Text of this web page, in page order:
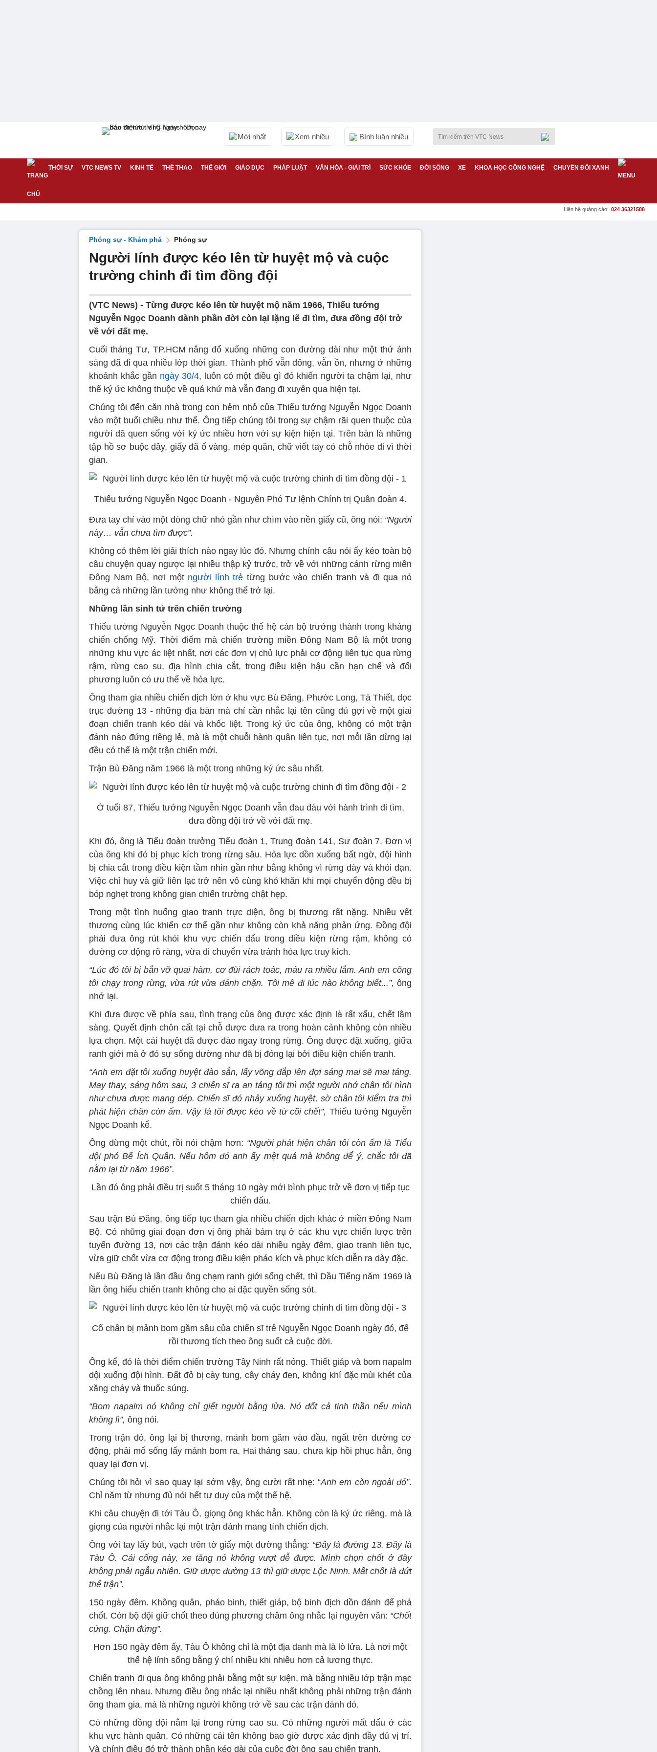
Mới nhất Xem nhiều Bình luận nhiều
THỜI SỰ VTC NEWS TV KINH TẾ THỂ THAO THẾ GIỚI GIÁO DỤC PHÁP LUẬT VĂN HÓA - GIẢI TRÍ SỨC KHỎE ĐỜI SỐNG XE KHOA HỌC CÔNG NGHỆ CHUYỂN ĐỔI XANH
Liên hệ quảng cáo: 024 36321588
Phóng sự - Khám phá Phóng sự
Người lính được kéo lên từ huyệt mộ và cuộc
trường chinh đi tìm đồng đội
(VTC News) - Từng được kéo lên từ huyệt mộ năm 1966, Thiếu tướng
Nguyễn Ngọc Doanh dành phần đời còn lại lặng lẽ đi tìm, đưa đồng đội trở
về với đất mẹ.
Cuối tháng Tư, TP.HCM nắng đổ xuống những con đường dài như một thứ ánh
sáng đã đi qua nhiều lớp thời gian. Thành phố vẫn đông, vẫn ồn, nhưng ở những
khoảnh khắc gần ngày 30/4, luôn có một điều gì đó khiến người ta chậm lại, như
thể ký ức không thuộc về quá khứ mà vẫn đang đi xuyên qua hiện tại.
Chúng tôi đến căn nhà trong con hẻm nhỏ của Thiếu tướng Nguyễn Ngọc Doanh
vào một buổi chiều như thế. Ông tiếp chúng tôi trong sự chậm rãi quen thuộc của
người đã quen sống với ký ức nhiều hơn với sự kiện hiện tại. Trên bàn là những
tập hồ sơ buộc dây, giấy đã ố vàng, mép quăn, chữ viết tay có chỗ nhòe đi vì thời
gian.
Thiếu tướng Nguyễn Ngọc Doanh - Nguyên Phó Tư lệnh Chính trị Quân đoàn 4.
Đưa tay chỉ vào một dòng chữ nhỏ gần như chìm vào nền giấy cũ, ông nói: “Người
này… vẫn chưa tìm được”.
Không có thêm lời giải thích nào ngay lúc đó. Nhưng chính câu nói ấy kéo toàn bộ
câu chuyện quay ngược lại nhiều thập kỷ trước, trở về với những cánh rừng miền
Đông Nam Bộ, nơi một người lính trẻ từng bước vào chiến tranh và đi qua nó
bằng cả những lần tưởng như không thể trở lại.
Những lần sinh tử trên chiến trường
Thiếu tướng Nguyễn Ngọc Doanh thuộc thế hệ cán bộ trưởng thành trong kháng
chiến chống Mỹ. Thời điểm mà chiến trường miền Đông Nam Bộ là một trong
những khu vực ác liệt nhất, nơi các đơn vị chủ lực phải cơ động liên tục qua rừng
rậm, rừng cao su, địa hình chia cắt, trong điều kiện hậu cần hạn chế và đối
phương luôn có ưu thế về hỏa lực.
Ông tham gia nhiều chiến dịch lớn ở khu vực Bù Đăng, Phước Long, Tà Thiết, dọc
trục đường 13 - những địa bàn mà chỉ cần nhắc lại tên cũng đủ gợi về một giai
đoạn chiến tranh kéo dài và khốc liệt. Trong ký ức của ông, không có một trận
đánh nào đứng riêng lẻ, mà là một chuỗi hành quân liên tục, nơi mỗi lần dừng lại
đều có thể là một trận chiến mới.
Trận Bù Đăng năm 1966 là một trong những ký ức sâu nhất.
Ở tuổi 87, Thiếu tướng Nguyễn Ngọc Doanh vẫn đau đáu với hành trình đi tìm,
đưa đồng đội trở về với đất mẹ.
Khi đó, ông là Tiểu đoàn trưởng Tiểu đoàn 1, Trung đoàn 141, Sư đoàn 7. Đơn vị
của ông khi đó bị phục kích trong rừng sâu. Hỏa lực dồn xuống bất ngờ, đội hình
bị chia cắt trong điều kiện tầm nhìn gần như bằng không vì rừng dày và khói đạn.
Việc chỉ huy và giữ liên lạc trở nên vô cùng khó khăn khi mọi chuyển động đều bị
bóp nghẹt trong không gian chiến trường chật hẹp.
Trong một tình huống giao tranh trực diện, ông bị thương rất nặng. Nhiều vết
thương cùng lúc khiến cơ thể gần như không còn khả năng phản ứng. Đồng đội
phải đưa ông rút khỏi khu vực chiến đấu trong điều kiện rừng rậm, không có
đường cơ động rõ ràng, vừa di chuyển vừa tránh hỏa lực truy kích.
“Lúc đó tôi bị bắn vỡ quai hàm, cơ đùi rách toác, máu ra nhiều lắm. Anh em cõng
tôi chạy trong rừng, vừa rút vừa đánh chặn. Tôi mê đi lúc nào không biết...”, ông
nhớ lại.
Khi đưa được về phía sau, tình trạng của ông được xác định là rất xấu, chết lâm
sàng. Quyết định chôn cất tại chỗ được đưa ra trong hoàn cảnh không còn nhiều
lựa chọn. Một cái huyệt đã được đào ngay trong rừng. Ông được đặt xuống, giữa
ranh giới mà ở đó sự sống dường như đã bị đóng lại bởi điều kiện chiến tranh.
“Anh em đặt tôi xuống huyệt đào sẵn, lấy võng đắp lên đợi sáng mai sẽ mai táng.
May thay, sáng hôm sau, 3 chiến sĩ ra an táng tôi thì một người nhớ chân tôi hình
như chưa được mang dép. Chiến sĩ đó nhảy xuống huyệt, sờ chân tôi kiểm tra thì
phát hiện chân còn ấm. Vậy là tôi được kéo về từ cõi chết”, Thiếu tướng Nguyễn
Ngọc Doanh kể.
Ông dừng một chút, rồi nói chậm hơn: “Người phát hiện chân tôi còn ấm là Tiểu
đội phó Bế Ích Quân. Nếu hôm đó anh ấy mệt quá mà không để ý, chắc tôi đã
nằm lại từ năm 1966”.
Lần đó ông phải điều trị suốt 5 tháng 10 ngày mới bình phục trở về đơn vị tiếp tục
chiến đấu.
Sau trận Bù Đăng, ông tiếp tục tham gia nhiều chiến dịch khác ở miền Đông Nam
Bộ. Có những giai đoạn đơn vị ông phải bám trụ ở các khu vực chiến lược trên
tuyến đường 13, nơi các trận đánh kéo dài nhiều ngày đêm, giao tranh liên tục,
vừa giữ chốt vừa cơ động trong điều kiện pháo kích và phục kích diễn ra dày đặc.
Nếu Bù Đăng là lần đầu ông chạm ranh giới sống chết, thì Dầu Tiếng năm 1969 là
lần ông hiểu chiến tranh không cho ai đặc quyền sống sót.
Cổ chân bị mảnh bom găm sâu của chiến sĩ trẻ Nguyễn Ngọc Doanh ngày đó, để
rồi thương tích theo ông suốt cả cuộc đời.
Ông kể, đó là thời điểm chiến trường Tây Ninh rất nóng. Thiết giáp và bom napalm
dội xuống đội hình. Đất đỏ bị cày tung, cây cháy đen, không khí đặc mùi khét của
xăng cháy và thuốc súng.
“Bom napalm nó không chỉ giết người bằng lửa. Nó đốt cả tinh thần nếu mình
không lì”, ông nói.
Trong trận đó, ông lại bị thương, mảnh bom găm vào đầu, ngất trên đường cơ
động, phải mổ sống lấy mảnh bom ra. Hai tháng sau, chưa kịp hồi phục hẳn, ông
quay lại đơn vị.
Chúng tôi hỏi vì sao quay lại sớm vậy, ông cười rất nhẹ: “Anh em còn ngoài đó”.
Chỉ năm từ nhưng đủ nói hết tư duy của một thế hệ.
Khi câu chuyện đi tới Tàu Ô, giọng ông khác hẳn. Không còn là ký ức riêng, mà là
giọng của người nhắc lại một trận đánh mang tính chiến dịch.
Ông với tay lấy bút, vạch trên tờ giấy một đường thẳng: “Đây là đường 13. Đây là
Tàu Ô. Cái cống này, xe tăng nó không vượt dễ được. Mình chọn chốt ở đây
không phải ngẫu nhiên. Giữ được đường 13 thì giữ được Lộc Ninh. Mất chốt là đứt
thế trận”.
150 ngày đêm. Không quân, pháo binh, thiết giáp, bộ binh địch dồn đánh để phá
chốt. Còn bộ đội giữ chốt theo đúng phương châm ông nhắc lại nguyên văn: “Chốt
cứng. Chặn đứng”.
Hơn 150 ngày đêm ấy, Tàu Ô không chỉ là một địa danh mà là lò lửa. Là nơi một
thế hệ lính sống bằng ý chí nhiều khi nhiều hơn cả lương thực.
Chiến tranh đi qua ông không phải bằng một sự kiện, mà bằng nhiều lớp trận mạc
chồng lên nhau. Nhưng điều ông nhắc lại nhiều nhất không phải những trận đánh
ông tham gia, mà là những người không trở về sau các trận đánh đó.
Có những đồng đội nằm lại trong rừng cao su. Có những người mất dấu ở các
khu vực hành quân. Có những cái tên không bao giờ được xác định đầy đủ vị trí.
Và chính điều đó trở thành phần kéo dài của cuộc đời ông sau chiến tranh.